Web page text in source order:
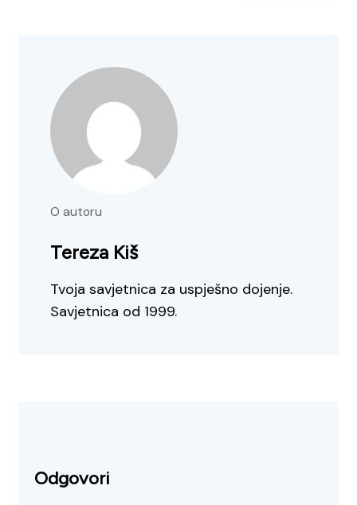
O autoru
Tereza Kiš
Tvoja savjetnica za uspješno dojenje.
Savjetnica od 1999.
Odgovori